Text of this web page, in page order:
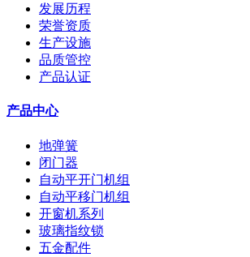
发展历程
荣誉资质
生产设施
品质管控
产品认证
产品中心
地弹簧
闭门器
自动平开门机组
自动平移门机组
开窗机系列
玻璃指纹锁
五金配件